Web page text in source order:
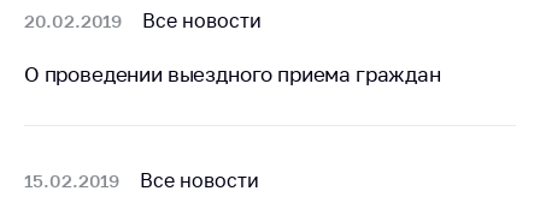
линия
обращения
20.02.2019 Все новости
О проведении выездного приема граждан
15.02.2019 Все новости